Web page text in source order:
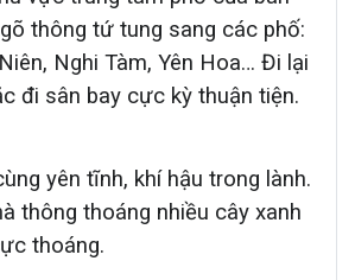
thông tứ tung sang các phố:
Nghi Tàm, Yên Hoa… Đi lại
đi sân bay cực kỳ thuận tiện.
yên tĩnh, khí hậu trong lành.
thông thoáng nhiều cây xanh
thoáng.